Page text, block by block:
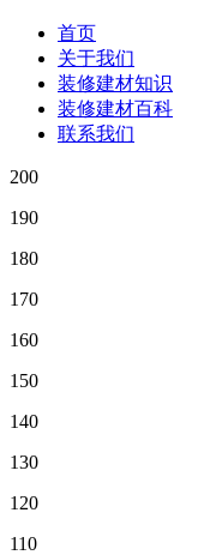
首页
关于我们
装修建材知识
装修建材百科
联系我们
200
190
180
170
160
150
140
130
120
110